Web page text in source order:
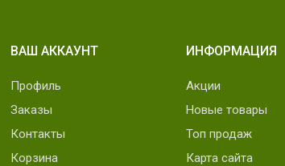
ВАШ АККАУНТ
Профиль
Заказы
Контакты
Корзина
ИНФОРМАЦИЯ
Акции
Новые товары
Топ продаж
Карта сайта